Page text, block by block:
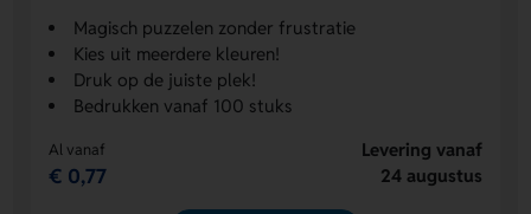
Magisch puzzelen zonder frustratie
Kies uit meerdere kleuren!
Druk op de juiste plek!
Bedrukken vanaf 100 stuks
Al vanaf
€ 0,77
Levering vanaf
24 augustus